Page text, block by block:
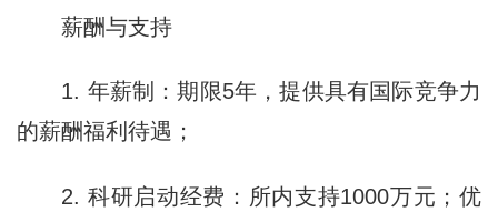
薪酬与支持
1. 年薪制：期限5年，提供具有国际竞争力
的薪酬福利待遇；
2. 科研启动经费：所内支持1000万元；优